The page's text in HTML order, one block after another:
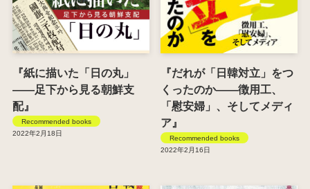
『紙に描いた「日の丸」
――足下から見る朝鮮支
配』
2022年2月18日
Recommended books
『だれが「日韓対立」をつ
くったのか――徴用工、
「慰安婦」、そしてメディ
ア』
2022年2月16日
Recommended books